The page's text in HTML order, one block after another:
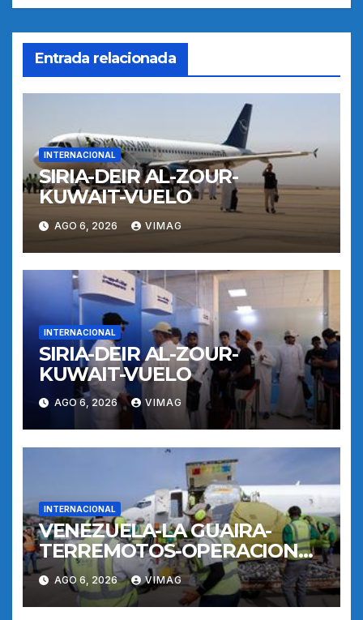
Entrada relacionada
INTERNACIONAL
SIRIA-DEIR AL-ZOUR-
KUWAIT-VUELO
AGO 6, 2026 VIMAG
INTERNACIONAL
SIRIA-DEIR AL-ZOUR-
KUWAIT-VUELO
AGO 6, 2026 VIMAG
INTERNACIONAL
VENEZUELA-LA GUAIRA-
TERREMOTOS-OPERACIONES
AEREAS
AGO 6, 2026 VIMAG